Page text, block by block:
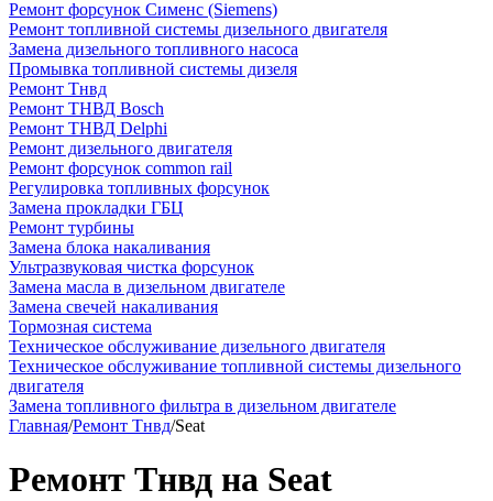
Ремонт форсунок Сименс (Siemens)
Ремонт топливной системы дизельного двигателя
Замена дизельного топливного насоса
Промывка топливной системы дизеля
Ремонт Тнвд
Ремонт ТНВД Bosch
Ремонт ТНВД Delphi
Ремонт дизельного двигателя
Ремонт форсунок common rail
Регулировка топливных форсунок
Замена прокладки ГБЦ
Ремонт турбины
Замена блока накаливания
Ультразвуковая чистка форсунок
Замена масла в дизельном двигателе
Замена свечей накаливания
Тормозная система
Техническое обслуживание дизельного двигателя
Техническое обслуживание топливной системы дизельного
двигателя
Замена топливного фильтра в дизельном двигателе
Главная/Ремонт Тнвд/Seat
Ремонт Тнвд на Seat